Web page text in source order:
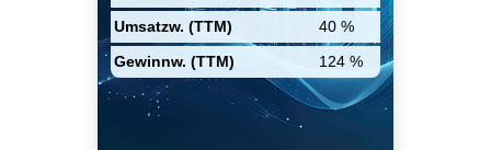
Umsatzw. (TTM)
40 %
Gewinnw. (TTM)
124 %
Produktionsbetriebe aus und
gründete ein Foundry-Joint-
Venture, GlobalFoundries. Im
Jahr 2020 stimmte das
Unternehmen zu, den FPGA-
Marktführer Xilinx zu
übernehmen.